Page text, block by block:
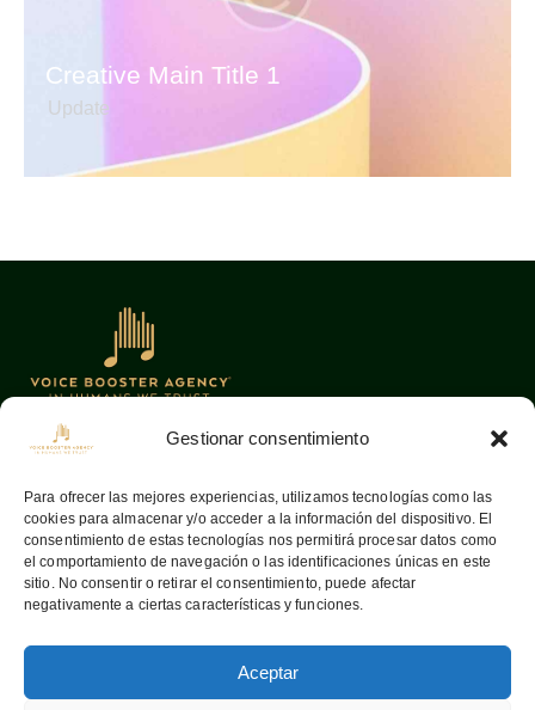
Gestionar consentimiento
Para ofrecer las mejores experiencias, utilizamos tecnologías como las
cookies para almacenar y/o acceder a la información del dispositivo. El
consentimiento de estas tecnologías nos permitirá procesar datos como
el comportamiento de navegación o las identificaciones únicas en este
sitio. No consentir o retirar el consentimiento, puede afectar
negativamente a ciertas características y funciones.
Aceptar
Creative Main Title 1
Update
08036Barcelona —
Aribau, 142
info@voiceboosteragency.com
Home
Sobre nosotros
Servicios
Contactar